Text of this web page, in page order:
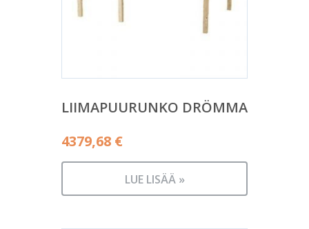
LIIMAPUURUNKO DRÖMMA
4379,68 €
LUE LISÄÄ »